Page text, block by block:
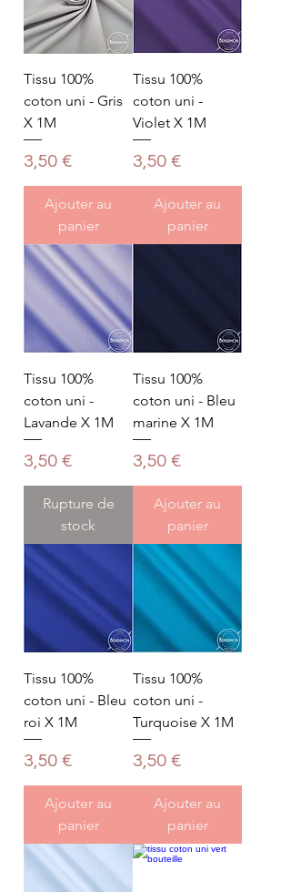
Tissu 100%
coton uni - Gris
X 1M
Prix
3,50 €
Ajouter au
panier
Tissu 100%
coton uni -
Violet X 1M
Prix
3,50 €
Ajouter au
panier
Tissu 100%
coton uni -
Lavande X 1M
Prix
3,50 €
Rupture de
stock
Tissu 100%
coton uni - Bleu
marine X 1M
Prix
3,50 €
Ajouter au
panier
Tissu 100%
coton uni - Bleu
roi X 1M
Prix
3,50 €
Ajouter au
panier
Tissu 100%
coton uni -
Turquoise X 1M
Prix
3,50 €
Ajouter au
panier